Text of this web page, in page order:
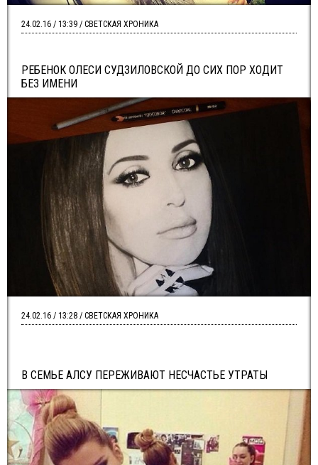
РЕБЕНОК ОЛЕСИ СУДЗИЛОВСКОЙ ДО СИХ ПОР ХОДИТ
БЕЗ ИМЕНИ
24.02.16 / 13:39 / СВЕТСКАЯ ХРОНИКА
В СЕМЬЕ АЛСУ ПЕРЕЖИВАЮТ НЕСЧАСТЬЕ УТРАТЫ
24.02.16 / 13:28 / СВЕТСКАЯ ХРОНИКА